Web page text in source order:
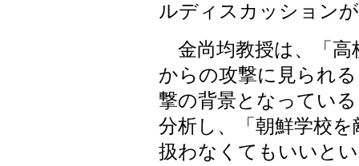
ルディスカッション
金尚均教授は、「高
からの攻撃に見られ
撃の背景となってい
分析し、「朝鮮学校
扱わなくてもいいと